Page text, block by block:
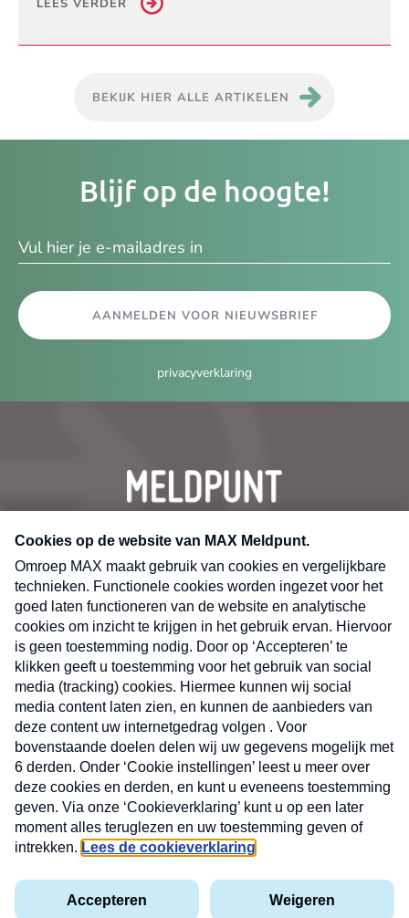
LEES VERDER
BEKIJK HIER ALLE ARTIKELEN
Blijf op de hoogte!
AANMELDEN VOOR NIEUWSBRIEF
privacyverklaring
CONTACT
Volg ons op
MAX
Cookieverklaring
Kwetsbaarheid
X
Nieuwsbrief
Neem hier een gratis abonnement op de MAX
Consumenten nieuwsbrief. Elke maandag en
donderdag in uw mailbox.